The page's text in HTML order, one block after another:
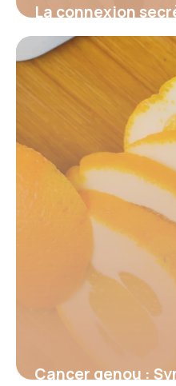
La connexion
hypertension et
le signal d’alerte
votre santé et
avant qu’il ne
Cancer genou :